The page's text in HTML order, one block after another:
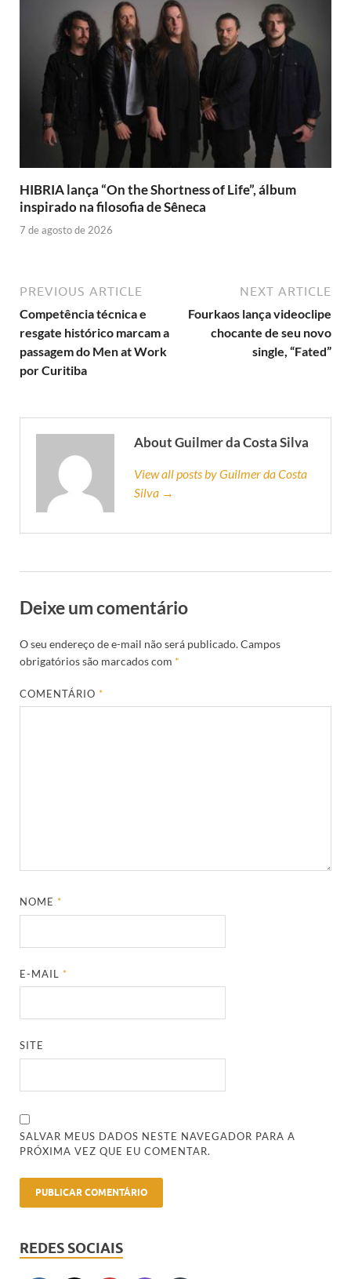
HIBRIA lança “On the Shortness of Life”, álbum
inspirado na filosofia de Sêneca
7 de agosto de 2026
PREVIOUS ARTICLE
Competência técnica e
resgate histórico marcam a
passagem do Men at Work
por Curitiba
NEXT ARTICLE
Fourkaos lança videoclipe
chocante de seu novo
single, “Fated”
About Guilmer da Costa Silva
View all posts by Guilmer da Costa
Silva →
Deixe um comentário
O seu endereço de e-mail não será publicado.Campos
obrigatórios são marcados com *
COMENTÁRIO*
NOME*
E-MAIL*
SITE
SALVAR MEUS DADOS NESTE NAVEGADOR PARA A
PRÓXIMA VEZ QUE EU COMENTAR.
REDES SOCIAIS